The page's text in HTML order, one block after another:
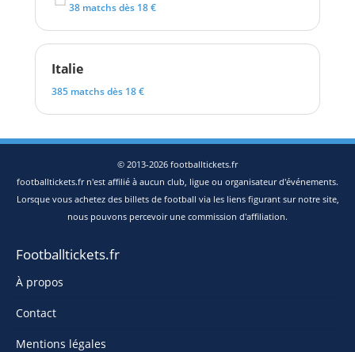
38 matchs dès 18 €
Italie
385 matchs dès 18 €
© 2013-2026 footballtickets.fr
footballtickets.fr n'est affilié à aucun club, ligue ou organisateur d'événements.
Lorsque vous achetez des billets de football via les liens figurant sur notre site,
nous pouvons percevoir une commission d'affiliation.
Footballtickets.fr
À propos
Contact
Mentions légales